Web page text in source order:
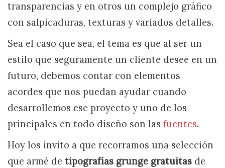
transparencias y en otros un complejo gráfico
con salpicaduras, texturas y variados detalles.
Sea el caso que sea, el tema es que al ser un
estilo que seguramente un cliente desee en un
futuro, debemos contar con elementos
acordes que nos puedan ayudar cuando
desarrollemos ese proyecto y uno de los
principales en todo diseño son las fuentes.
Hoy los invito a que recorramos una selección
que armé de tipografías grunge gratuitas de